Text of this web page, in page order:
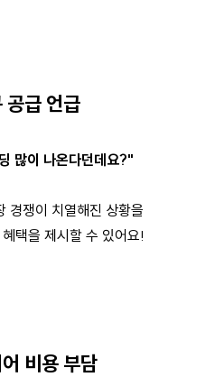
급 언급
많이 나온다던데요?"
경쟁이 치열해진 상황을
택을 제시할 수 있어요!
비용 부담